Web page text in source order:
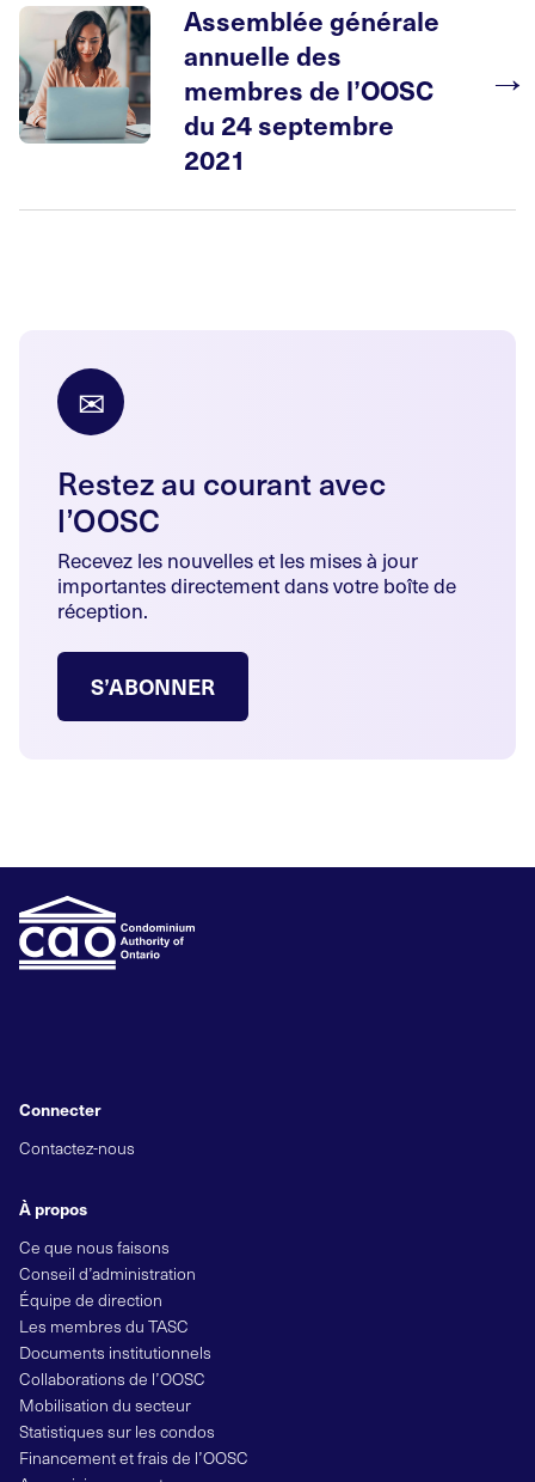
Assemblée générale
annuelle des
membres de l’OOSC
du 24 septembre
2021
→
✉
Restez au courant avec
l’OOSC
Recevez les nouvelles et les mises à jour
importantes directement dans votre boîte de
réception.
S’ABONNER
À propos
Ce que nous faisons
Conseil d’administration
Équipe de direction
Les membres du TASC
Documents institutionnels
Collaborations de l’OOSC
Mobilisation du secteur
Statistiques sur les condos
Financement et frais de l’OOSC
Connecter
Contactez-nous